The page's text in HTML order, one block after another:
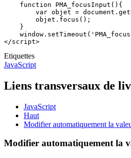
    function PMA_focusInput(){
var objet =
        objet.focus();
    }
Etiquettes
JavaScript
Liens transversaux de
JavaScript
Haut
Modifier automatiquement la
Modifier automatiquement la